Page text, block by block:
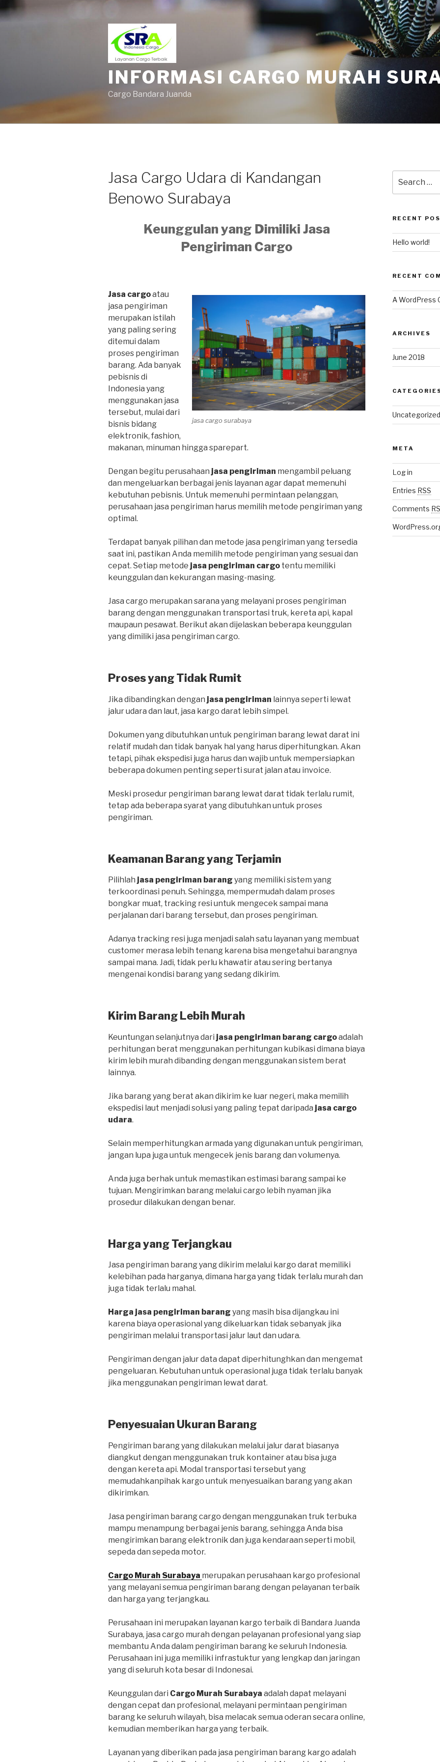
INFORMASI CARGO MURAH
Cargo Bandara Juanda
Jasa Cargo Udara di Kandangan
Benowo Surabaya
Keunggulan yang Dimiliki Jasa
Pengiriman Cargo
jasa cargo surabaya
Jasa cargoatau
jasa pengiriman
merupakan istilah
yang paling sering
ditemui dalam
proses pengiriman
barang. Ada banyak
pebisnis di
Indonesia yang
menggunakan jasa
tersebut, mulai dari
bisnis bidang
elektronik, fashion,
makanan, minuman hingga sparepart.
Dengan begitu perusahaan jasa pengiriman mengambil peluang
dan mengeluarkan berbagai jenis layanan agar dapat memenuhi
kebutuhan pebisnis. Untuk memenuhi permintaan pelanggan,
perusahaan jasa pengiriman harus memilih metode pengiriman yang
optimal.
Terdapat banyak pilihan dan metode jasa pengiriman yang tersedia
saat ini, pastikan Anda memilih metode pengiriman yang sesuai dan
cepat. Setiap metode jasa pengiriman cargo tentu memiliki
keunggulan dan kekurangan masing-masing.
Jasa cargo merupakan sarana yang melayani proses pengiriman
barang dengan menggunakan transportasi truk, kereta api, kapal
maupaun pesawat. Berikut akan dijelaskan beberapa keunggulan
yang dimiliki jasa pengiriman cargo.
Proses yang Tidak Rumit
Jika dibandingkan dengan jasa pengiriman lainnya seperti lewat
jalur udara dan laut, jasa kargo darat lebih simpel.
Dokumen yang dibutuhkan untuk pengiriman barang lewat darat ini
relatif mudah dan tidak banyak hal yang harus diperhitungkan. Akan
tetapi, pihak ekspedisi juga harus dan wajib untuk mempersiapkan
beberapa dokumen penting seperti surat jalan atau invoice.
Meski prosedur pengiriman barang lewat darat tidak terlalu rumit,
tetap ada beberapa syarat yang dibutuhkan untuk proses
pengiriman.
Keamanan Barang yang Terjamin
Pilihlah jasa pengiriman barang yang memiliki sistem yang
terkoordinasi penuh. Sehingga, mempermudah dalam proses
bongkar muat, tracking resi untuk mengecek sampai mana
perjalanan dari barang tersebut, dan proses pengiriman.
Adanya tracking resi juga menjadi salah satu layanan yang membuat
customer merasa lebih tenang karena bisa mengetahui barangnya
sampai mana. Jadi, tidak perlu khawatir atau sering bertanya
mengenai kondisi barang yang sedang dikirim.
Kirim Barang Lebih Murah
Keuntungan selanjutnya dari jasa pengiriman barang cargoadalah
perhitungan berat menggunakan perhitungan kubikasi dimana biaya
kirim lebih murah dibanding dengan menggunakan sistem berat
lainnya.
Jika barang yang berat akan dikirim ke luar negeri, maka memilih
ekspedisi laut menjadi solusi yang paling tepat daripada jasa cargo
udara.
Selain memperhitungkan armada yang digunakan untuk pengiriman,
jangan lupa juga untuk mengecek jenis barang dan volumenya.
Anda juga berhak untuk memastikan estimasi barang sampai ke
tujuan. Mengirimkan barang melalui cargo lebih nyaman jika
prosedur dilakukan dengan benar.
Harga yang Terjangkau
Jasa pengiriman barang yang dikirim melalui kargo darat memiliki
kelebihan pada harganya, dimana harga yang tidak terlalu murah dan
juga tidak terlalu mahal.
Harga jasa pengiriman barang yang masih bisa dijangkau ini
karena biaya operasional yang dikeluarkan tidak sebanyak jika
pengiriman melalui transportasi jalur laut dan udara.
Pengiriman dengan jalur data dapat diperhitunghkan dan mengemat
pengeluaran. Kebutuhan untuk operasional juga tidak terlalu banyak
jika menggunakan pengiriman lewat darat.
Penyesuaian Ukuran Barang
Pengiriman barang yang dilakukan melalui jalur darat biasanya
diangkut dengan menggunakan truk kontainer atau bisa juga
dengan kereta api. Modal transportasi tersebut yang
memudahkanpihak kargo untuk menyesuaikan barang yang akan
dikirimkan.
Jasa pengiriman barang cargo dengan menggunakan truk terbuka
mampu menampung berbagai jenis barang, sehingga Anda bisa
mengirimkan barang elektronik dan juga kendaraan seperti mobil,
sepeda dan sepeda motor.
Cargo Murah Surabaya merupakan perusahaan kargo profesional
yang melayani semua pengiriman barang dengan pelayanan terbaik
dan harga yang terjangkau.
Perusahaan ini merupakan layanan kargo terbaik di Bandara Juanda
Surabaya, jasa cargo murah dengan pelayanan profesional yang siap
membantu Anda dalam pengiriman barang ke seluruh Indonesia.
Perusahaan ini juga memiliki infrastuktur yang lengkap dan jaringan
yang di seluruh kota besar di Indonesai.
Keunggulan dari Cargo Murah Surabaya adalah dapat melayani
dengan cepat dan profesional, melayani permintaan pengiriman
barang ke seluruh wilayah, bisa melacak semua oderan secara online,
kemudian memberikan harga yang terbaik.
Layanan yang diberikan pada jasa pengiriman barang kargo adalah
RECENT
Hello world!
RECENT
A WordPress
ARCHIVES
June 2018
Uncategorized
META
Log in
Entries RSS
Comments